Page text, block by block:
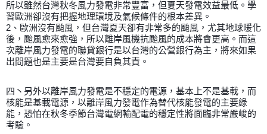
所以雖然台灣秋冬風力發電非常豐富，但夏天發電效益最低。學
習歐洲卻沒有把握地理環境及氣候條件的根本差異。
2、歐洲沒有颱風，但台灣夏天卻有非常多的颱風，尤其地球暖化
後，颱風愈來愈強，所以離岸風機抗颱風的成本將會更高。而這
次離岸風力發電的聯貸銀行是以台灣的公營銀行為主，將來如果
出問題也是主要是台灣要自負其責。
四丶另外以離岸風力發電是不穩定的電源，基本上不是基載，而
核能是基載電源，以離岸風力發電作為替代核能發電的主要綠
能，恐怕在秋冬季節台灣電網輸配電的穩定性將面臨非常嚴峻的
考驗。